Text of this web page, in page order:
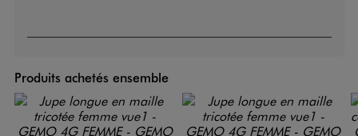
Produits achetés ensemble